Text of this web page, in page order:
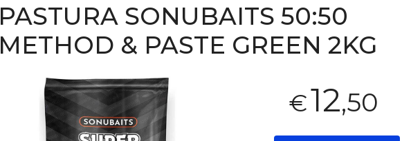
PASTURA SONUBAITS 50:50
METHOD & PASTE GREEN 2KG
€12,50